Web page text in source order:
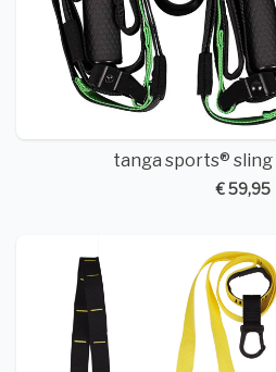
tanga sports® sling
€ 59,95